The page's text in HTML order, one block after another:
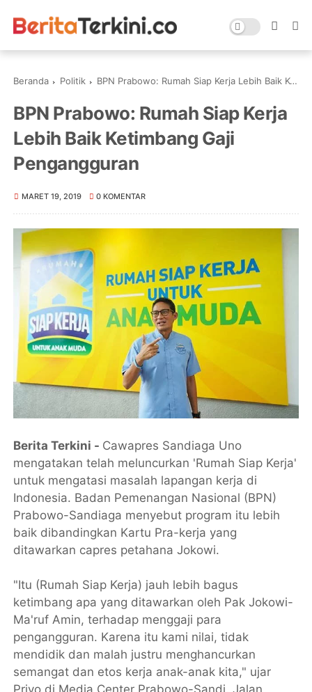
Beranda Politik BPN Prabowo: Rumah Siap Kerja Lebih Baik Ketimbang Gaji Pengangguran
BPN Prabowo: Rumah Siap Kerja
Lebih Baik Ketimbang Gaji
Pengangguran
MARET 19, 2019 0 KOMENTAR
Berita Terkini - Cawapres Sandiaga Uno
mengatakan telah meluncurkan 'Rumah Siap Kerja'
untuk mengatasi masalah lapangan kerja di
Indonesia. Badan Pemenangan Nasional (BPN)
Prabowo-Sandiaga menyebut program itu lebih
baik dibandingkan Kartu Pra-kerja yang
ditawarkan capres petahana Jokowi.
"Itu (Rumah Siap Kerja) jauh lebih bagus
ketimbang apa yang ditawarkan oleh Pak Jokowi-
Ma'ruf Amin, terhadap menggaji para
pengangguran. Karena itu kami nilai, tidak
mendidik dan malah justru menghancurkan
semangat dan etos kerja anak-anak kita," ujar
Priyo di Media Center Prabowo-Sandi, Jalan